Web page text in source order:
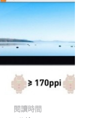
閱讀時間